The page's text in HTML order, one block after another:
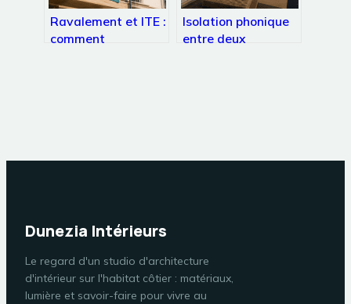
Ravalement et ITE :
comment
Isolation phonique
entre deux
Dunezia Intérieurs
Le regard d'un studio d'architecture
d'intérieur sur l'habitat côtier : matériaux,
lumière et savoir-faire pour vivre au